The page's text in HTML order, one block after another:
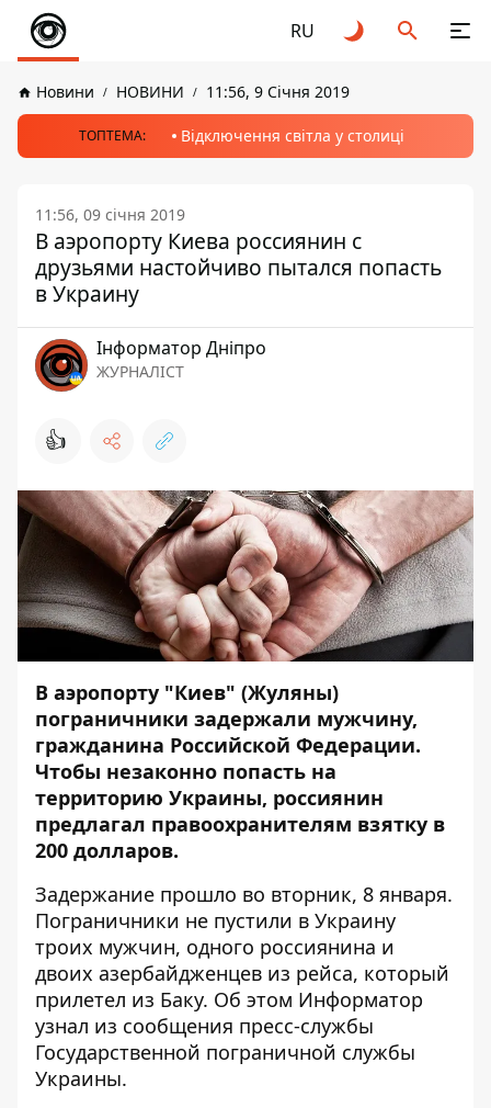
RU
Новини НОВИНИ 11:56, 9 Січня 2019
ТОПТЕМА: Відключення світла у столиці
11:56, 09 січня 2019
В аэропорту Киева россиянин с
друзьями настойчиво пытался попасть
в Украину
Інформатор Дніпро
ЖУРНАЛІСТ
👍
В аэропорту "Киев" (Жуляны)
пограничники задержали мужчину,
гражданина Российской Федерации.
Чтобы незаконно попасть на
территорию Украины, россиянин
предлагал правоохранителям взятку в
200 долларов.
Задержание прошло во вторник, 8 января.
Пограничники не пустили в Украину
троих мужчин, одного россиянина и
двоих азербайдженцев из рейса, который
прилетел из Баку. Об этом Информатор
узнал из сообщения пресс-службы
Государственной пограничной службы
Украины.